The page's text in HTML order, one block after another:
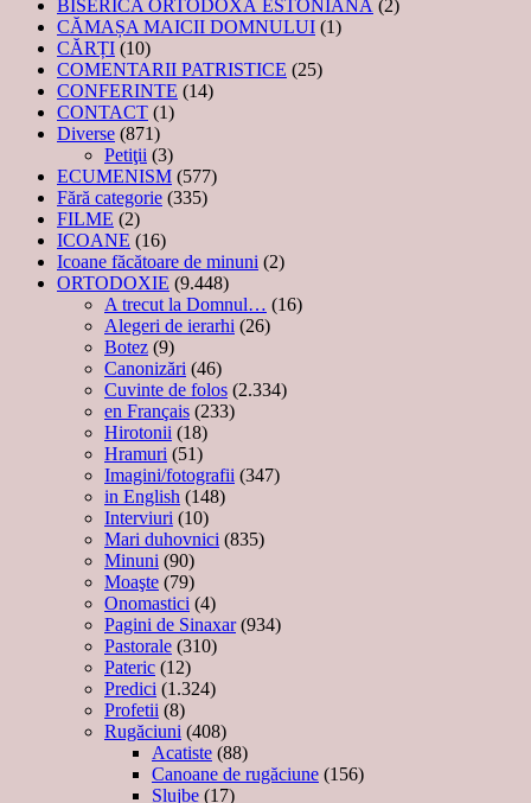
BISERICA ORTODOXĂ ESTONIANĂ (2)
CĂMAȘA MAICII DOMNULUI (1)
CĂRȚI (10)
COMENTARII PATRISTICE (25)
CONFERINTE (14)
CONTACT (1)
Diverse (871)
Petiţii (3)
ECUMENISM (577)
Fără categorie (335)
FILME (2)
ICOANE (16)
Icoane făcătoare de minuni (2)
ORTODOXIE (9.448)
A trecut la Domnul… (16)
Alegeri de ierarhi (26)
Botez (9)
Canonizări (46)
Cuvinte de folos (2.334)
en Français (233)
Hirotonii (18)
Hramuri (51)
Imagini/fotografii (347)
in English (148)
Interviuri (10)
Mari duhovnici (835)
Minuni (90)
Moaşte (79)
Onomastici (4)
Pagini de Sinaxar(934)
Pastorale (310)
Pateric (12)
Predici (1.324)
Profetii (8)
Rugăciuni (408)
Acatiste (88)
Canoane de rugăciune (156)
Slujbe (17)